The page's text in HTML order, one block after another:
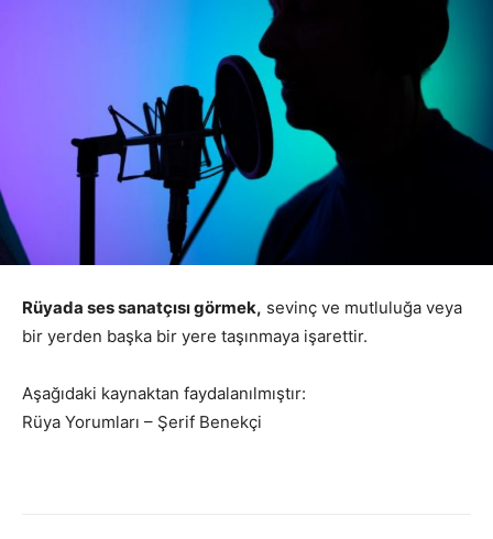
Rüyada ses sanatçısı görmek, sevinç ve mutluluğa veya
bir yerden başka bir yere taşınmaya işarettir.
Aşağıdaki kaynaktan faydalanılmıştır:
Rüya Yorumları – Şerif Benekçi